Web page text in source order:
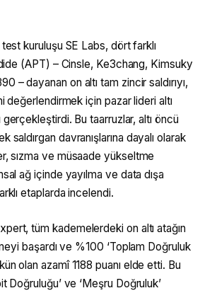
test kuruluşu SE Labs, dört farklı
(APT) – Cinsle, Ke3chang, Kimsuky
– dayanan on altı tam zincir saldırıyı,
değerlendirmek için pazar lideri altı
gerçekleştirdi. Bu taarruzlar, altı öncü
saldırgan davranışlarına dayalı olarak
sızma ve müsaade yükseltme
ağ içinde yayılma ve data dışa
etaplarda incelendi.
tüm kademelerdeki on altı atağın
başardı ve %100 ‘Toplam Doğruluk
olan azamî 1188 puanı elde etti. Bu
Doğruluğu’ ve ‘Meşru Doğruluk’